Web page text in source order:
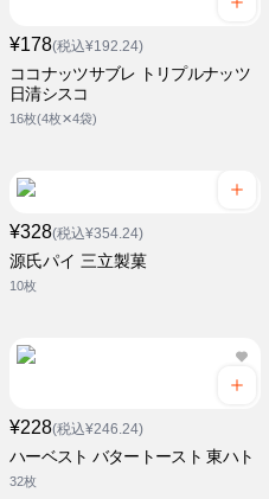
¥178(税込¥192.24)
ココナッツサブレ トリプルナッツ
日清シスコ
16枚(4枚✕4袋)
¥328(税込¥354.24)
源氏パイ 三立製菓
10枚
¥228(税込¥246.24)
ハーベスト バタートースト 東ハト
32枚